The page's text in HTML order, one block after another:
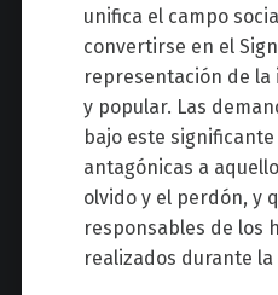
unifica el campo
convertirse en el
representación de
y popular. Las
bajo este
antagónicas a
olvido y el perdón, y
responsables de los
realizados durante